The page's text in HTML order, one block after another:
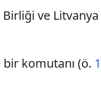
ve
komutanı (ö.